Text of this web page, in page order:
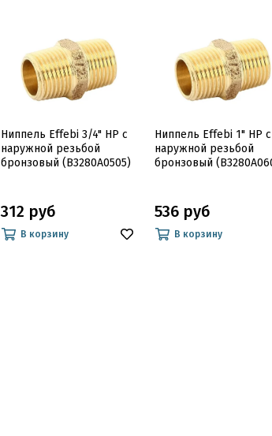
Ниппель Effebi 3/4" НР с
наружной резьбой
бронзовый (B3280A0505)
312 руб
В корзину
Ниппель Effebi 1" НР с
наружной резьбой
бронзовый
536 руб
В корзину